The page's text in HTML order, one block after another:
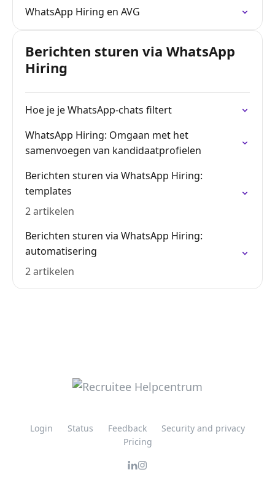
WhatsApp Hiring en AVG
Berichten sturen via WhatsApp
Hiring
Hoe je je WhatsApp-chats filtert
WhatsApp Hiring: Omgaan met het
samenvoegen van kandidaatprofielen
Berichten sturen via WhatsApp Hiring:
templates
2 artikelen
Berichten sturen via WhatsApp Hiring:
automatisering
2 artikelen
Login Status Feedback
Security and privacy
Pricing